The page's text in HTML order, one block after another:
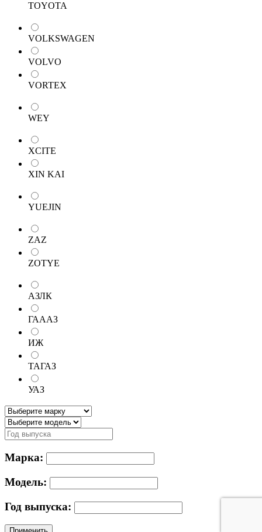
TOYOTA
VOLKSWAGEN
VOLVO
VORTEX
WEY
XCITE
XIN KAI
YUEJIN
ZAZ
ZOTYE
АЗЛК
ГАААЗ
ИЖ
ТАГАЗ
УАЗ
Марка:
Модель:
Год выпуска: